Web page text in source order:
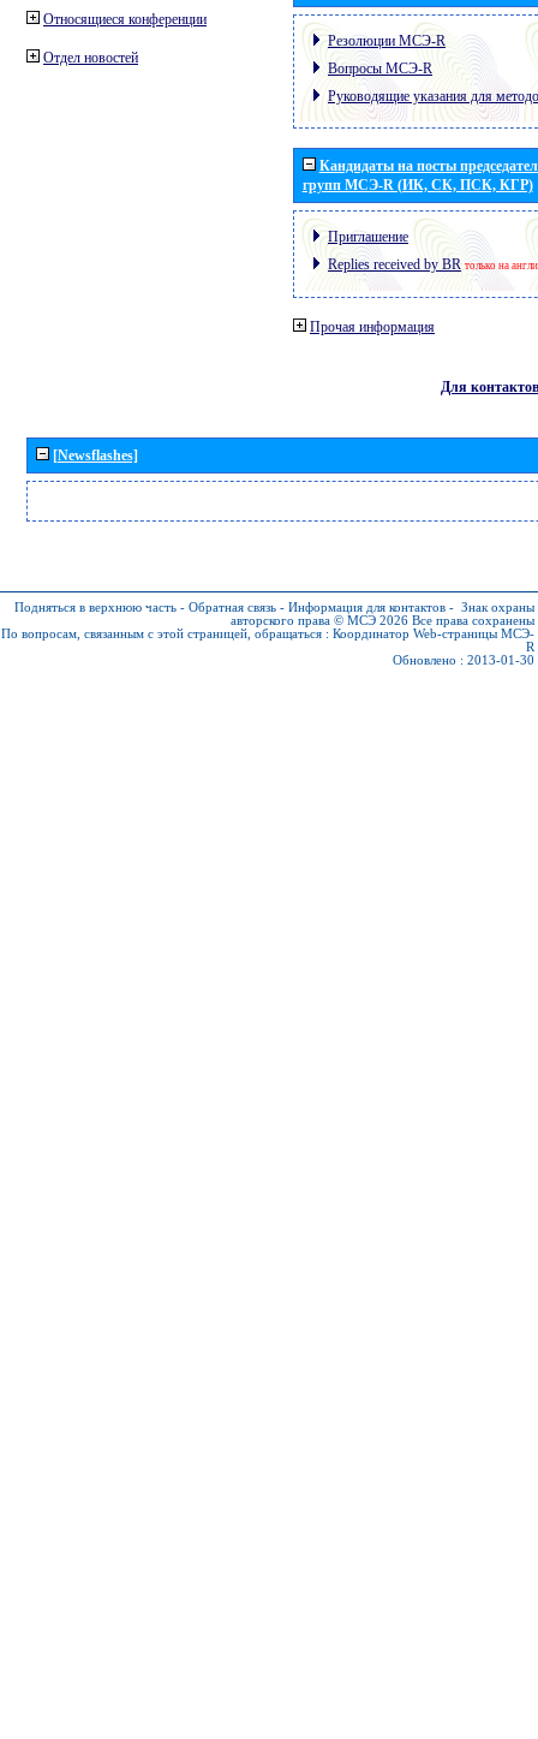
Относящиеся конференции
Отдел новостей
Резолюции МСЭ-R
Вопросы МСЭ-R
Руководящие указания для
Кандидаты на посты
групп МСЭ-R (ИК, СК, ПСК, КГР)
Приглашение
Replies received by BR только на
Прочая информация
Для контактов
[Newsflashes]
Подняться в верхнюю часть - Обратная связь - Информация для контактов - Знак охраны
авторского права © МСЭ 2026 Все права сохранены
По вопросам, связанным с этой страницей, обращаться : Координатор Web-страницы МСЭ-
R
Обновлено : 2013-01-30